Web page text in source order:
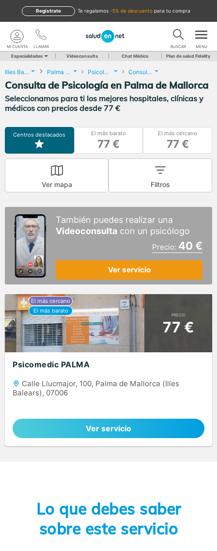
te regalamos -5% de descuento para tu compra
Regístrate
LLAMAR
MI CUENTA BUSCAR MENU
Especialidades Videoconsulta Chat Médico Plan de salud Fidelity
Illes Balears Palma de Mallorca Psicología Consulta de Psicología
Consulta de Psicología en Palma de Mallorca
Seleccionamos para ti los mejores hospitales, clínicas y
médicos con precios desde 77 €
Centros destacados El más barato
77 €
El más cercano
77 €
Ver mapa Filtros
También puedes realizar una
Videoconsulta con un psicólogo
Precio: 40 €
Ver servicio
PRECIO
77 €
Psicomedic PALMA
Calle Llucmajor, 100, Palma de Mallorca (Illes
Balears), 07006
Ver servicio
Lo que debes saber
sobre este servicio